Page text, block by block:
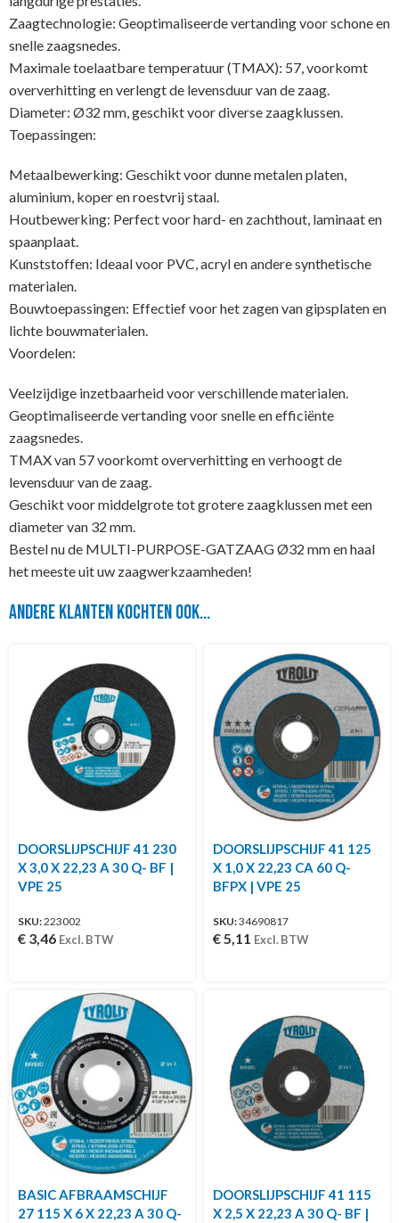
Zaagtechnologie: Geoptimaliseerde vertanding voor schone en
snelle zaagsnedes.
Maximale toelaatbare temperatuur (TMAX): 57, voorkomt
oververhitting en verlengt de levensduur van de zaag.
Diameter: Ø32 mm, geschikt voor diverse zaagklussen.
Toepassingen:
Metaalbewerking: Geschikt voor dunne metalen platen,
aluminium, koper en roestvrij staal.
Houtbewerking: Perfect voor hard- en zachthout, laminaat en
spaanplaat.
Kunststoffen: Ideaal voor PVC, acryl en andere synthetische
materialen.
Bouwtoepassingen: Effectief voor het zagen van gipsplaten en
lichte bouwmaterialen.
Voordelen:
Veelzijdige inzetbaarheid voor verschillende materialen.
Geoptimaliseerde vertanding voor snelle en efficiënte
zaagsnedes.
TMAX van 57 voorkomt oververhitting en verhoogt de
levensduur van de zaag.
Geschikt voor middelgrote tot grotere zaagklussen met een
diameter van 32 mm.
Bestel nu de MULTI-PURPOSE-GATZAAG Ø32 mm en haal
het meeste uit uw zaagwerkzaamheden!
Andere klanten kochten ook...
DOORSLIJPSCHIJF 41 230
X 3,0 X 22,23 A 30 Q- BF |
VPE 25
SKU:223002
€ 3,46 Excl. BTW
DOORSLIJPSCHIJF 41 125
X 1,0 X 22,23 CA 60 Q-
BFPX | VPE 25
SKU:34690817
€5,11 Excl. BTW
BASIC AFBRAAMSCHIJF
27 115 X 6 X 22,23 A 30 Q-
DOORSLIJPSCHIJF 41 115
X 2,5 X 22,23 A 30 Q- BF |